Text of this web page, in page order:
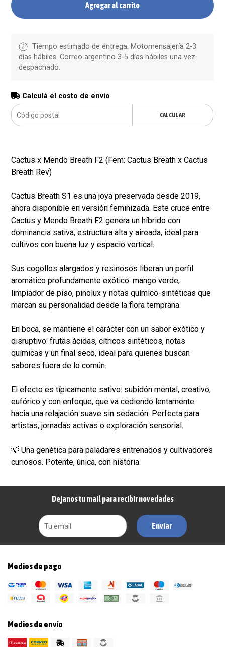
Agregar al carrito
Tiempo estimado de entrega: Motomensajería 2-3
días hábiles. Correo argentino 3-5 días hábiles una vez
despachado.
Calculá el costo de envío
CALCULAR
Cactus x Mendo Breath F2 (Fem: Cactus Breath x Cactus
Breath Rev)
Cactus Breath S1 es una joya preservada desde 2019,
ahora disponible en versión feminizada. Este cruce entre
Cactus y Mendo Breath F2 genera un híbrido con
dominancia sativa, estructura alta y aireada, ideal para
cultivos con buena luz y espacio vertical.
Sus cogollos alargados y resinosos liberan un perfil
aromático profundamente exótico: mango verde,
limpiador de piso, pinolux y notas químico-sintéticas que
marcan su personalidad desde la flora temprana.
En boca, se mantiene el carácter con un sabor exótico y
disruptivo: frutas ácidas, cítricos sintéticos, notas
químicas y un final seco, ideal para quienes buscan
sabores fuera de lo común.
El efecto es típicamente sativo: subidón mental, creativo,
eufórico y con enfoque, que va cediendo lentamente
hacia una relajación suave sin sedación. Perfecta para
artistas, jornadas activas o exploración sensorial.
💡 Una genética para paladares entrenados y cultivadores
curiosos. Potente, única, con historia.
Dejanos tu mail para recibir novedades
Enviar
Medios de pago
Medios de envío